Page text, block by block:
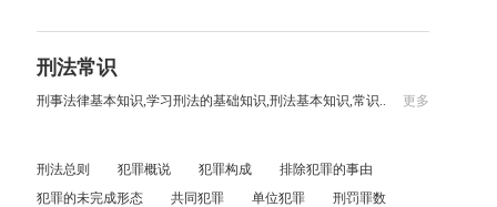
刑法常识
更多
刑事法律基本知识,学习刑法的基础知识,刑法基本知识,常识..
刑法总则 犯罪概说 犯罪构成
排除犯罪的事由
犯罪的未完成形态
共同犯罪 单位犯罪
刑罚罪数